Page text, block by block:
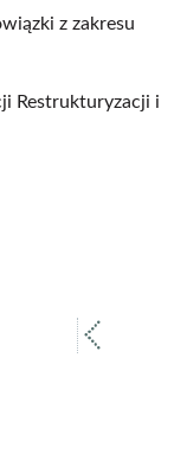
z zakresu
Restrukturyzacji i